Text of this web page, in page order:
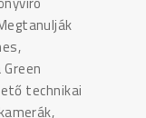
technikai